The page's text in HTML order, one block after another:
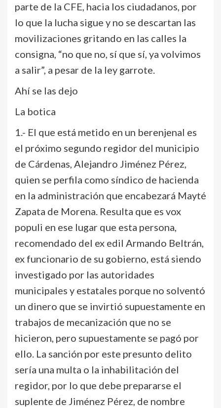
parte de la CFE, hacia los ciudadanos, por
lo que la lucha sigue y no se descartan las
movilizaciones gritando en las calles la
consigna, “no que no, sí que sí, ya volvimos
a salir”, a pesar de la ley garrote.
Ahí se las dejo
La botica
1.- El que está metido en un berenjenal es
el próximo segundo regidor del municipio
de Cárdenas, Alejandro Jiménez Pérez,
quien se perfila como síndico de hacienda
en la administración que encabezará Mayté
Zapata de Morena. Resulta que es vox
populi en ese lugar que esta persona,
recomendado del ex edil Armando Beltrán,
ex funcionario de su gobierno, está siendo
investigado por las autoridades
municipales y estatales porque no solventó
un dinero que se invirtió supuestamente en
trabajos de mecanización que no se
hicieron, pero supuestamente se pagó por
ello. La sanción por este presunto delito
sería una multa o la inhabilitación del
regidor, por lo que debe prepararse el
suplente de Jiménez Pérez, de nombre